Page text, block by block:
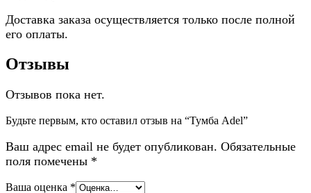
Доставка заказа осуществляется только после полной
его оплаты.
Отзывы
Отзывов пока нет.
Будьте первым, кто оставил отзыв на “Тумба Adel”
Ваш адрес email не будет опубликован. Обязательные
поля помечены *
Ваша оценка *